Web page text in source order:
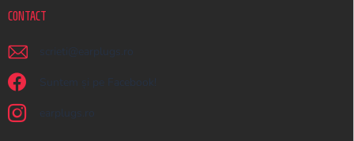
CONTACT
scrieti @ earplugs.ro
Suntem și pe Facebook!
earplugs.ro